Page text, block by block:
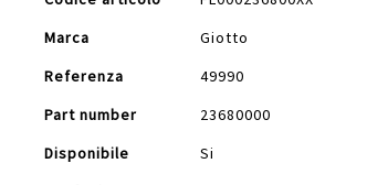
Marca
Giotto
Referenza
49990
Part number
23680000
Disponibile
Si